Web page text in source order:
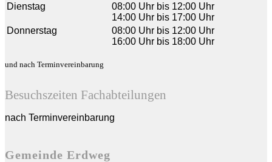
Dienstag
08:00 Uhr bis 12:00 Uhr
14:00 Uhr bis 17:00 Uhr
Donnerstag
08:00 Uhr bis 12:00 Uhr
16:00 Uhr bis 18:00 Uhr
und nach Terminvereinbarung
Besuchszeiten Fachabteilungen
nach Terminvereinbarung
Gemeinde Erdweg